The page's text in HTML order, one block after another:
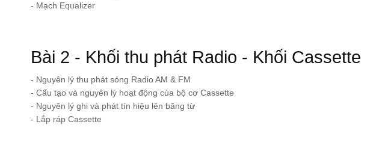
- Mạch Equalizer
Bài 2 - Khối thu phát Radio - Khối Cassette
- Nguyên lý thu phát sóng Radio AM & FM
- Cấu tạo và nguyên lý hoạt động của bộ cơ Cassette
- Nguyên lý ghi và phát tín hiệu lên băng từ
- Lắp ráp Cassette